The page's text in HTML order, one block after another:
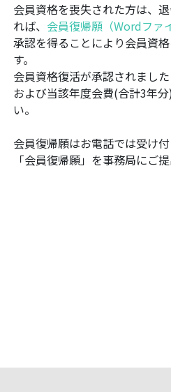
会員資格を喪失された方は、
れば、 会員復帰願（Wordファ
承認を得ることにより会員資
す。
会員資格復活が承認されまし
および当該年度会費(合計3年
い。
会員復帰願はお電話では受け
「会員復帰願」を事務局にご